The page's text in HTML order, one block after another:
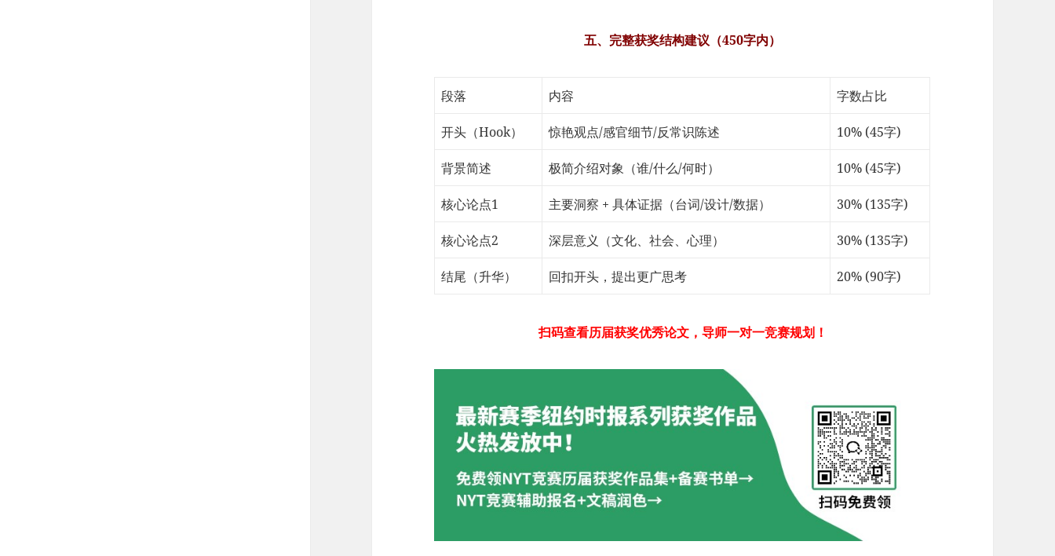
五、完整获奖结构建议（450字内）
段落 内容 字数占比
开头（Hook） 惊艳观点/感官细节/反常识陈述 10% (45字)
背景简述 极简介绍对象（谁/什么/何时） 10% (45字)
核心论点1 主要洞察 + 具体证据（台词/设计/数据） 30% (135字)
核心论点2 深层意义（文化、社会、心理） 30% (135字)
结尾（升华） 回扣开头，提出更广思考 20% (90字)
扫码查看历届获奖优秀论文，导师一对一竞赛规划！